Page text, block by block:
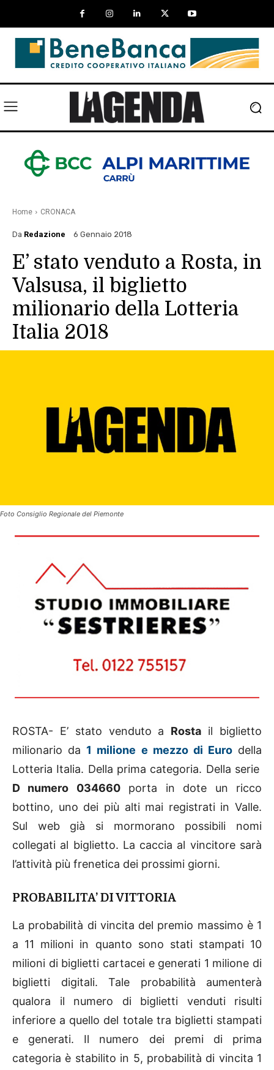
Home CRONACA
Da Redazione 6 Gennaio 2018
E’ stato venduto a Rosta, in
Valsusa, il biglietto
milionario della Lotteria
Italia 2018
Foto Consiglio Regionale del Piemonte
ROSTA- E’ stato venduto a Rosta il biglietto
milionario da 1 milione e mezzo di Eurodella
Lotteria Italia. Della prima categoria. Della serie
D numero 034660porta in dote un ricco
bottino, uno dei più alti mai registrati in Valle.
Sul web già si mormorano possibili nomi
collegati al biglietto. La caccia al vincitore sarà
l’attività più frenetica dei prossimi giorni.
PROBABILITA’ DI VITTORIA
La probabilità di vincita del premio massimo è 1
a 11 milioni in quanto sono stati stampati 10
milioni di biglietti cartacei e generati 1 milione di
biglietti digitali. Tale probabilità aumenterà
qualora il numero di biglietti venduti risulti
inferiore a quello del totale tra biglietti stampati
e generati. Il numero dei premi di prima
categoria è stabilito in 5, probabilità di vincita 1